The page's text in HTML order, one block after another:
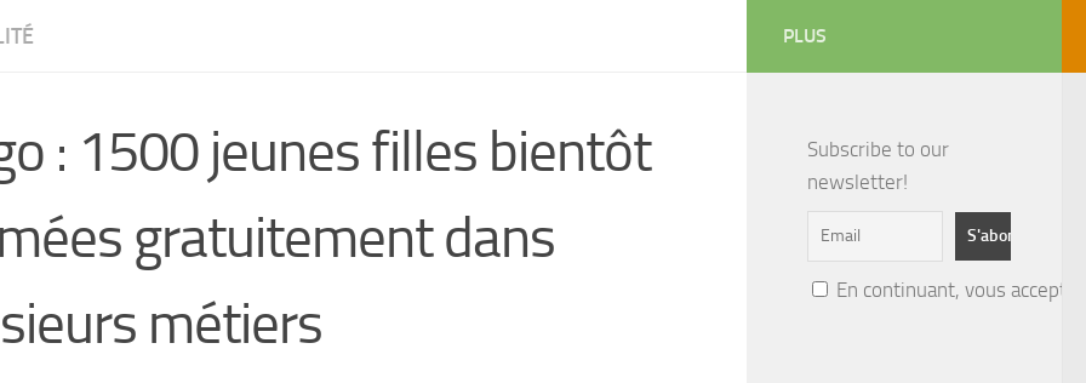
: 1500 jeunes filles bientôt
gratuitement dans
métiers
PLUS
Subscribe to our
newsletter!
En continuant, vous